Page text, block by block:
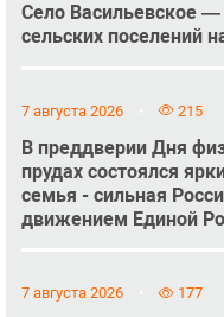
Село Васильевское
сельских поселений
7 августа 2026 215
В преддверии Дня
прудах состоялся
семья - сильная
движением Единой
7 августа 2026 177